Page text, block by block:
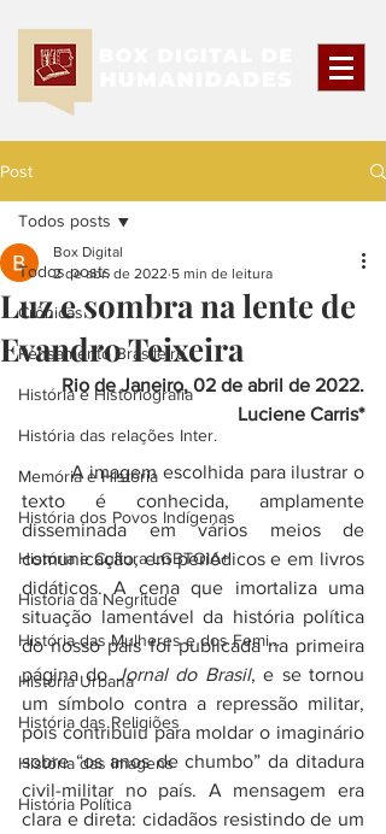
Post
Todos posts
Crônicas
Pensamento Brasileiro
História e Historiografia
História das relações Inter.
Memória e História
História dos Povos Indígenas
História e Cultura LGBTQIA+
Historia da Negritude
História das Mulheres e dos Femi...
História Urbana
História das Religiões
História das Imagens
História Política
Todos posts
Luz e sombra na lente de
Evandro Teixeira
Box Digital
2 de abr. de 2022 5 min de leitura
Rio de Janeiro, 02 de abril de 2022.
Luciene Carris*
	A imagem escolhida para ilustrar o
texto é conhecida, amplamente
disseminada em vários meios de
comunicação, em periódicos e em livros
didáticos. A cena que imortaliza uma
situação lamentável da história política
do nosso país foi publicada na primeira
página do Jornal do Brasil, e se tornou
um símbolo contra a repressão militar,
pois contribuiu para moldar o imaginário
sobre “os anos de chumbo” da ditadura
civil-militar no país. A mensagem era
clara e direta: cidadãos resistindo de um